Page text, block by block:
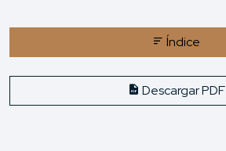
Índice
Descargar PDF